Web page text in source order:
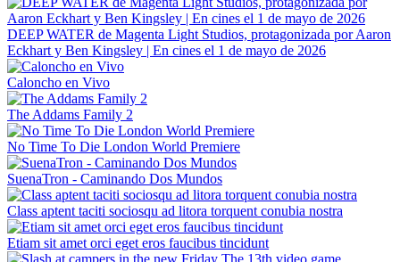
DEEP WATER de Magenta Light Studios, protagonizada por Aaron
Eckhart y Ben Kingsley | En cines el 1 de mayo de 2026
Caloncho en Vivo
The Addams Family 2
No Time To Die London World Premiere
SuenaTron - Caminando Dos Mundos
Class aptent taciti sociosqu ad litora torquent conubia nostra
Etiam sit amet orci eget eros faucibus tincidunt